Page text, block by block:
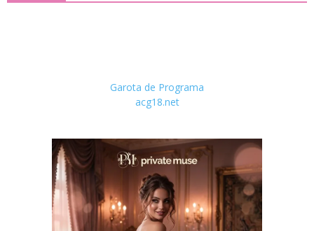
Garota de Programa
acg18.net